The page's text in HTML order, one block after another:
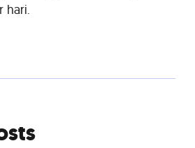
hari.